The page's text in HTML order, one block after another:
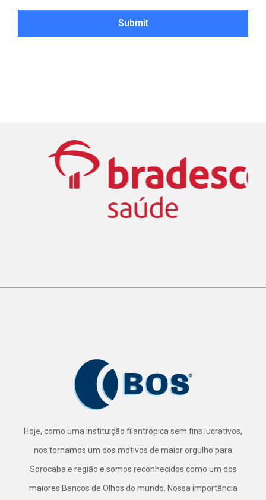
Submit
Hoje, como uma instituição filantrópica sem fins lucrativos,
nos tornamos um dos motivos de maior orgulho para
Sorocaba e região e somos reconhecidos como um dos
maiores Bancos de Olhos do mundo. Nossa importância